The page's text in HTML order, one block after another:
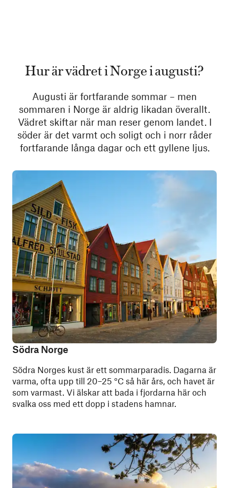
Hur är vädret i Norge i augusti?
Augusti är fortfarande sommar – men
sommaren i Norge är aldrig likadan överallt.
Vädret skiftar när man reser genom landet. I
söder är det varmt och soligt och i norr råder
fortfarande långa dagar och ett gyllene ljus.
Södra Norge
Södra Norges kust är ett sommarparadis. Dagarna är
varma, ofta upp till 20–25 °C så här års, och havet är
som varmast. Vi älskar att bada i fjordarna här och
svalka oss med ett dopp i stadens hamnar.